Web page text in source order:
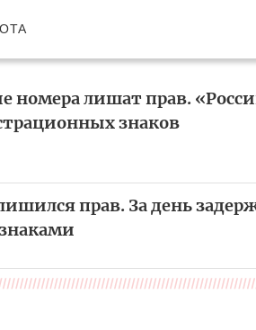
номера лишат прав.
знаков
прав. За день